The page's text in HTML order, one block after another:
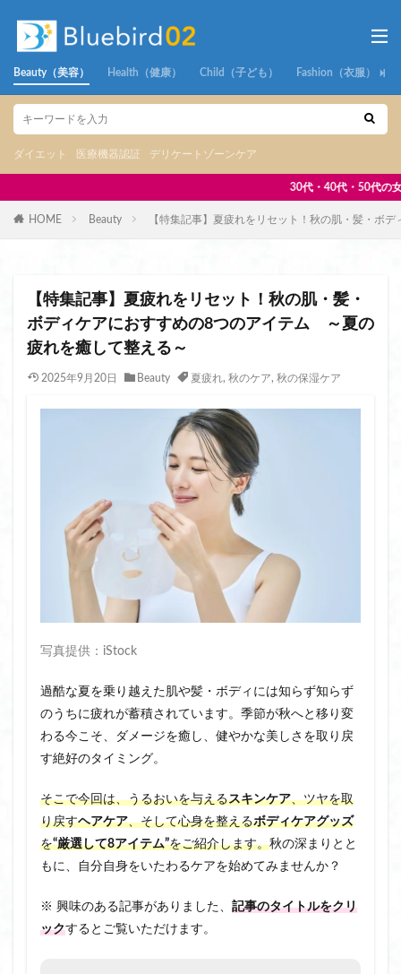
Beauty（美容） Health（健康） Child（子ども） Fashion（衣服）
ダイエット 医療機器認証 デリケートゾーンケア
30代・40代・50代の女性が抱える「体や心の悩み」に寄り添い
HOME Beauty 【特集記事】夏疲れをリセット！秋の肌・髪・ボ
【特集記事】夏疲れをリセット！秋の肌・髪・
ボディケアにおすすめの8つのアイテム ～夏の
疲れを癒して整える～
2025年9月20日 Beauty 夏疲れ, 秋のケア, 秋の保湿ケア
写真提供：iStock
過酷な夏を乗り越えた肌や髪・ボディには知らず知らず
のうちに疲れが蓄積されています。季節が秋へと移り変
わる今こそ、ダメージを癒し、健やかな美しさを取り戻
す絶好のタイミング。
そこで今回は、うるおいを与えるスキンケア、ツヤを取
り戻すヘアケア、そして心身を整えるボディケアグッズ
を“厳選して8アイテム”をご紹介します。秋の深まりとと
もに、自分自身をいたわるケアを始めてみませんか？
※ 興味のある記事がありました、 記事のタイトルをクリ
ックするとご覧いただけます。